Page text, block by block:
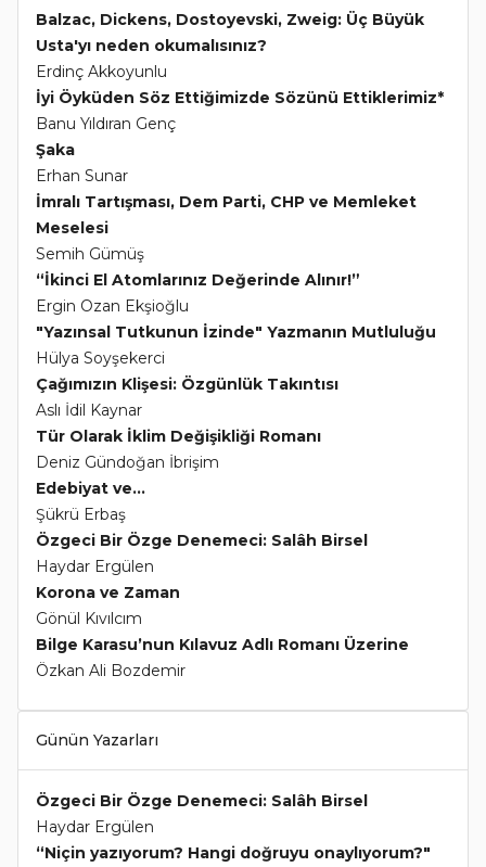
Balzac, Dickens, Dostoyevski, Zweig: Üç Büyük
Usta'yı neden okumalısınız?
Erdinç Akkoyunlu
İyi Öyküden Söz Ettiğimizde Sözünü Ettiklerimiz*
Banu Yıldıran Genç
Şaka
Erhan Sunar
İmralı Tartışması, Dem Parti, CHP ve Memleket
Meselesi
Semih Gümüş
“İkinci El Atomlarınız Değerinde Alınır!”
Ergin Ozan Ekşioğlu
"Yazınsal Tutkunun İzinde" Yazmanın Mutluluğu
Hülya Soyşekerci
Çağımızın Klişesi: Özgünlük Takıntısı
Aslı İdil Kaynar
Tür Olarak İklim Değişikliği Romanı
Deniz Gündoğan İbrişim
Edebiyat ve...
Şükrü Erbaş
Özgeci Bir Özge Denemeci: Salâh Birsel
Haydar Ergülen
Korona ve Zaman
Gönül Kıvılcım
Bilge Karasu’nun Kılavuz Adlı Romanı Üzerine
Özkan Ali Bozdemir
Günün Yazarları
Özgeci Bir Özge Denemeci: Salâh Birsel
Haydar Ergülen
“Niçin yazıyorum? Hangi doğruyu onaylıyorum?"